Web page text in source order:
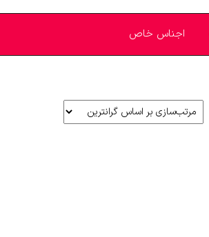
اجناس خاص